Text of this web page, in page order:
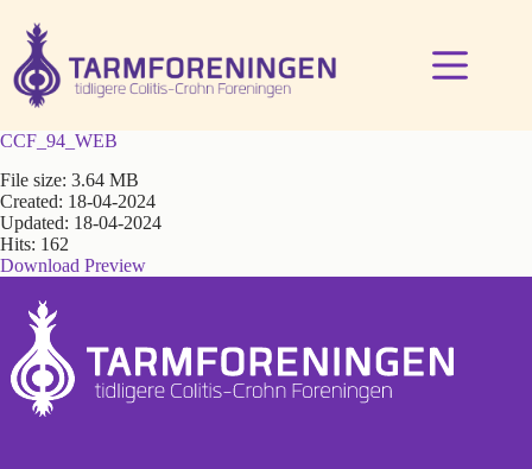
indhold
CCF_94_WEB
File size: 3.64 MB
Created: 18-04-2024
Updated: 18-04-2024
Hits: 162
Download Preview